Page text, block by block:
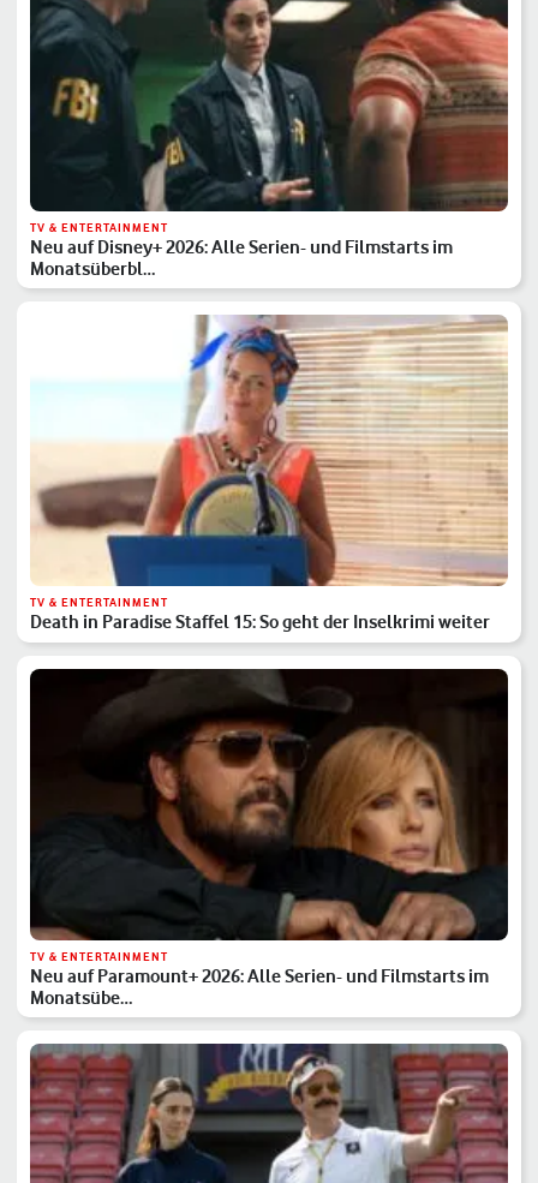
TV & ENTERTAINMENT
Neu auf Disney+ 2026: Alle Serien- und Filmstarts im
Monatsüberbl…
TV & ENTERTAINMENT
Death in Paradise Staffel 15: So geht der Inselkrimi weiter
TV & ENTERTAINMENT
Neu auf Paramount+ 2026: Alle Serien- und Filmstarts im
Monatsübe…